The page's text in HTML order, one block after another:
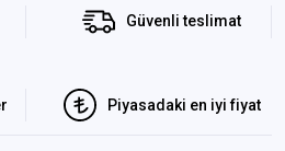
Güvenli teslimat
Piyasadaki en iyi fiyat